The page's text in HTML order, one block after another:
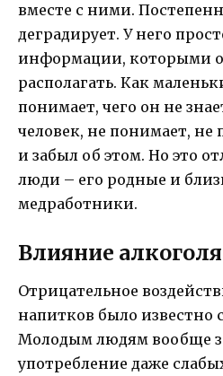
вместе с ними.
деградирует. У него
информации, которыми
располагать. Как
понимает, чего он не
человек, не понимает, не
и забыл об этом. Но это
люди – его родные и
медработники.
Влияние
Отрицательное
напитков было известно
Молодым людям вообще
употребление даже